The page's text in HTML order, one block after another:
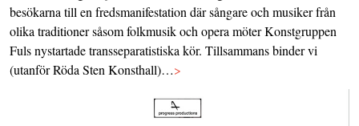
besökarna till en fredsmanifestation där sångare och musiker från
olika traditioner såsom folkmusik och opera möter Konstgruppen
Fuls nystartade transseparatistiska kör. Tillsammans binder vi
(utanför Röda Sten Konsthall)…>